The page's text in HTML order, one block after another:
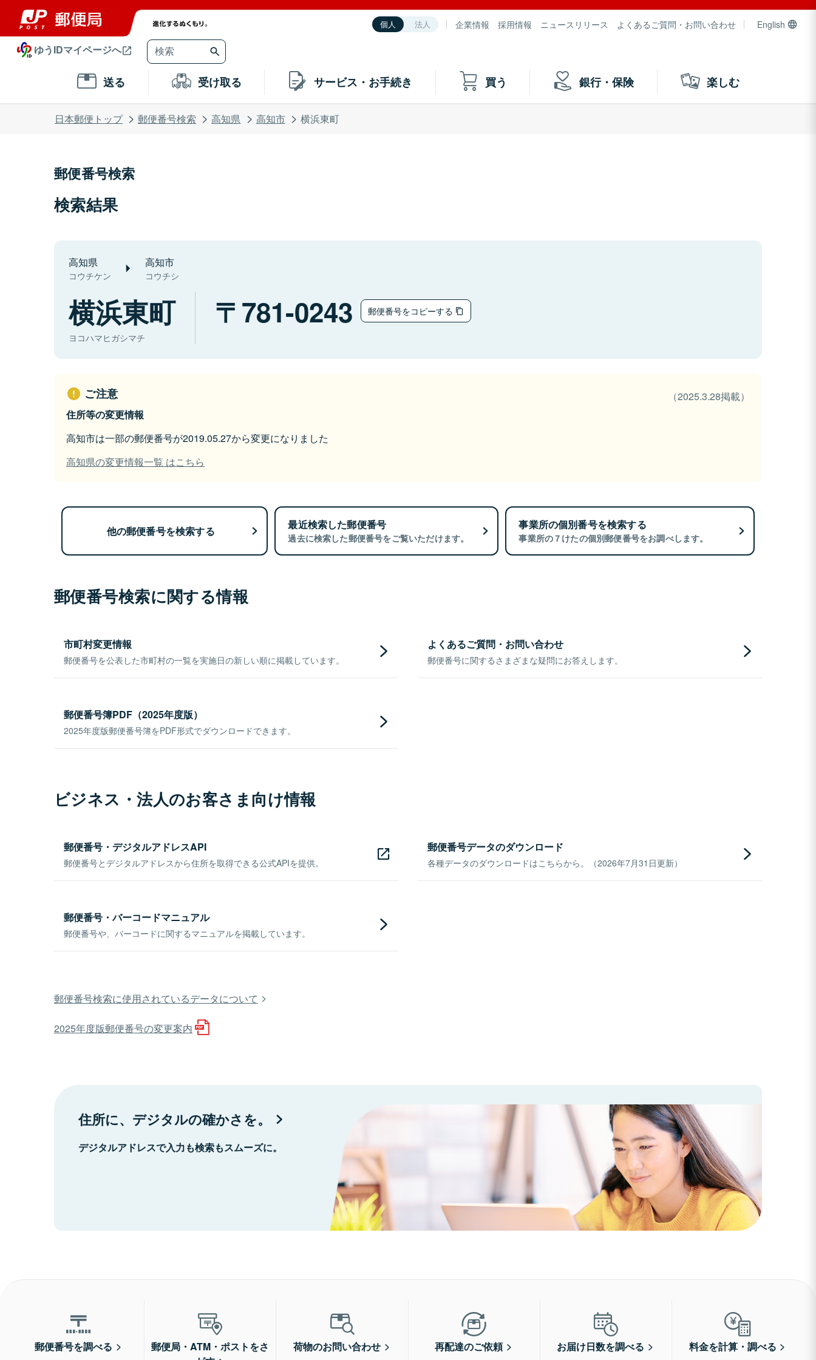
個人 法人 企業情報 採用情報 ニュースリリース よくあるご質問・お問い合わせ English
ゆうIDマイページへ
送る 受け取る サービス・お手続き 買う 銀行・保険 楽しむ
日本郵便トップ 郵便番号検索 高知県 高知市 横浜東町
郵便番号検索
検索結果
高知県
コウチケン
高知市
コウチシ
横浜東町
ヨコハマヒガシマチ
781-0243 郵便番号をコピーする
ご注意
（2025.3.28掲載）
住所等の変更情報
高知市は一部の郵便番号が2019.05.27から変更になりました
高知県の変更情報一覧 はこちら
他の郵便番号を検索する 最近検索した郵便番号
過去に検索した郵便番号をご覧いただけます。
事業所の個別番号を検索する
事業所の７けたの個別郵便番号をお調べします。
郵便番号検索に関する情報
市町村変更情報
郵便番号を公表した市町村の一覧を実施日の新しい順に掲載しています。
よくあるご質問・お問い合わせ
郵便番号に関するさまざまな疑問にお答えします。
郵便番号簿PDF（2025年度版）
2025年度版郵便番号簿をPDF形式でダウンロードできます。
ビジネス・法人のお客さま向け情報
郵便番号・デジタルアドレスAPI
郵便番号とデジタルアドレスから住所を取得できる公式APIを提供。
郵便番号データのダウンロード
各種データのダウンロードはこちらから。（2026年7月31日更新）
郵便番号・バーコードマニュアル
郵便番号や、バーコードに関するマニュアルを掲載しています。
郵便番号検索に使用されているデータについて
2025年度版郵便番号の変更案内
住所に、デジタルの確かさを。
デジタルアドレスで入力も検索もスムーズに。
郵便番号を調べる
郵便局・ATM・ポストをさ
荷物のお問い合わせ 再配達のご依頼 お届け日数を調べる 料金を計算・調べる